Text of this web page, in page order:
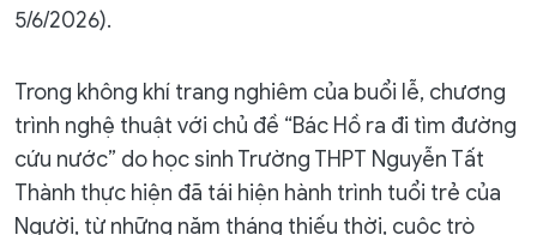
5/6/2026).
Trong không khí trang nghiêm của buổi lễ, chương
trình nghệ thuật với chủ đề “Bác Hồ ra đi tìm đường
cứu nước” do học sinh Trường THPT Nguyễn Tất
Thành thực hiện đã tái hiện hành trình tuổi trẻ của
Người, từ những năm tháng thiếu thời, cuộc trò